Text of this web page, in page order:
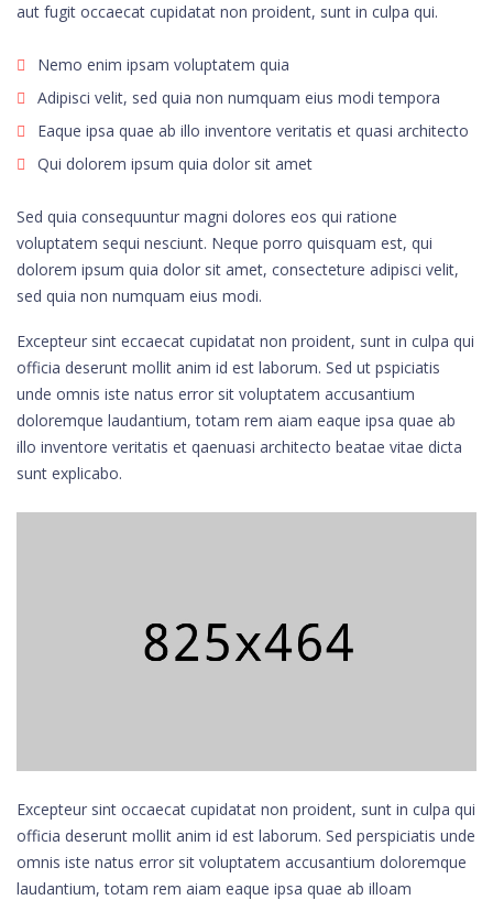
aut fugit occaecat cupidatat non proident, sunt in culpa qui.
Nemo enim ipsam voluptatem quia
Adipisci velit, sed quia non numquam eius modi tempora
Eaque ipsa quae ab illo inventore veritatis et quasi architecto
Qui dolorem ipsum quia dolor sit amet
Sed quia consequuntur magni dolores eos qui ratione
voluptatem sequi nesciunt. Neque porro quisquam est, qui
dolorem ipsum quia dolor sit amet, consecteture adipisci velit,
sed quia non numquam eius modi.
Excepteur sint eccaecat cupidatat non proident, sunt in culpa qui
officia deserunt mollit anim id est laborum. Sed ut pspiciatis
unde omnis iste natus error sit voluptatem accusantium
doloremque laudantium, totam rem aiam eaque ipsa quae ab
illo inventore veritatis et qaenuasi architecto beatae vitae dicta
sunt explicabo.
Excepteur sint occaecat cupidatat non proident, sunt in culpa qui
officia deserunt mollit anim id est laborum. Sed perspiciatis unde
omnis iste natus error sit voluptatem accusantium doloremque
laudantium, totam rem aiam eaque ipsa quae ab illoam